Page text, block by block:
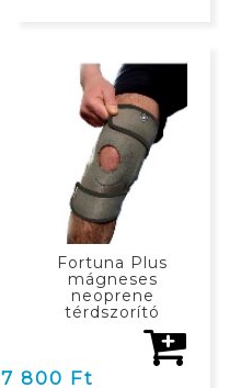
KOSÁRBAN
Fortuna Plus
mágneses
neoprene
térdszorító
7 800 Ft